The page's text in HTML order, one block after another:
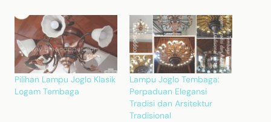
Pilihan Lampu Joglo Klasik
Logam Tembaga
Lampu Joglo Tembaga:
Perpaduan Elegansi
Tradisi dan Arsitektur
Tradisional